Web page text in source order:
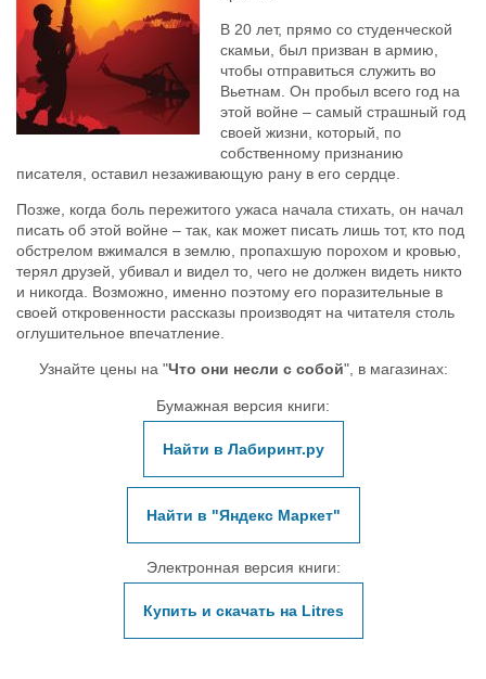
В 20 лет, прямо со студенческой
скамьи, был призван в армию,
чтобы отправиться служить во
Вьетнам. Он пробыл всего год на
этой войне – самый страшный год
своей жизни, который, по
собственному признанию
писателя, оставил незаживающую рану в его сердце.
Позже, когда боль пережитого ужаса начала стихать, он начал
писать об этой войне – так, как может писать лишь тот, кто под
обстрелом вжимался в землю, пропахшую порохом и кровью,
терял друзей, убивал и видел то, чего не должен видеть никто
и никогда. Возможно, именно поэтому его поразительные в
своей откровенности рассказы производят на читателя столь
оглушительное впечатление.
Узнайте цены на "Что они несли с собой", в магазинах:
Бумажная версия книги:
Найти в Лабиринт.ру
Найти в "Яндекс Маркет"
Электронная версия книги:
Купить и скачать на Litres